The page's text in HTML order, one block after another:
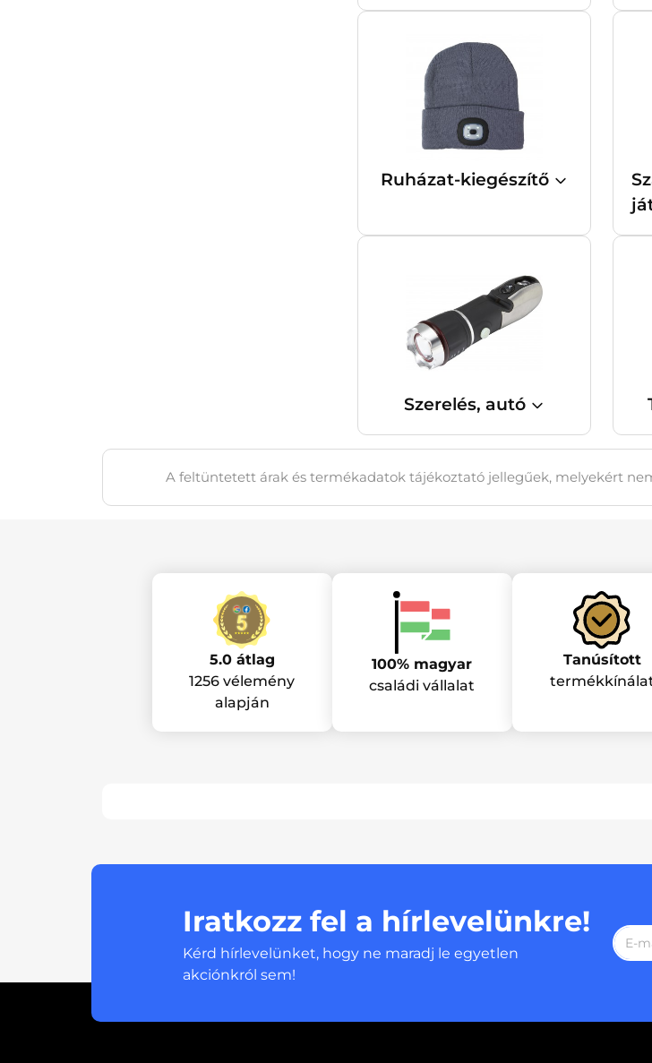
Ruházat-kiegészítő
Szerelés, autó
A feltüntetett árak és termékadatok tájékoztató jellegűek, melyekért
5.0 átlag
1256 vélemény
alapján
100% magyar
családi vállalat
Tanúsított
Iratkozz fel a hírlevelünkre!
Kérd hírlevelünket, hogy ne maradj le egyetlen
akciónkról sem!